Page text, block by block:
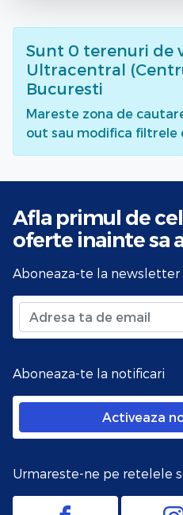
Sunt 0 terenuri de
Ultracentral
Bucuresti
Mareste zona de
out sau modifica filtrele
Afla primul de
oferte inainte sa
Aboneaza-te la newsletter
Aboneaza-te la notificari
Activeaza
Urmareste-ne pe retelele